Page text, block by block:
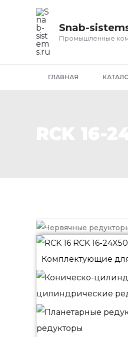
Перейти
содержимому
Snab-
Промышленные
ГЛАВНАЯ
Комплектующие
цилиндрические
редукторы